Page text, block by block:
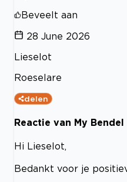
Beveelt aan
28 June 2026
Lieselot
Roeselare
delen
Reactie van My Bendel
Hi Lieselot,
Bedankt voor je